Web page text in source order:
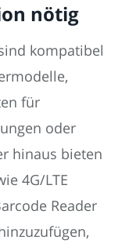
nötig
kompatibel
für
oder
hinaus bieten
4G/LTE
Reader